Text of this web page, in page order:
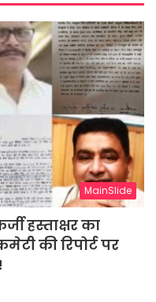
MainSlide
हस्ताक्षर का
की रिपोर्ट पर